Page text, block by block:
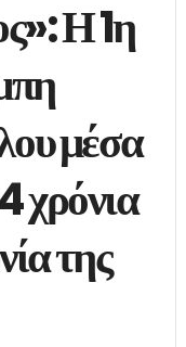
Η 1η
μέσα
χρόνια
της